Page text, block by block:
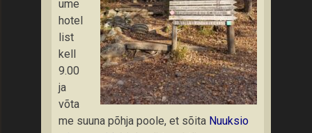
ume
hotel
list
kell
9.00
ja
võta
me suuna põhja poole, et sõita Nuuksio